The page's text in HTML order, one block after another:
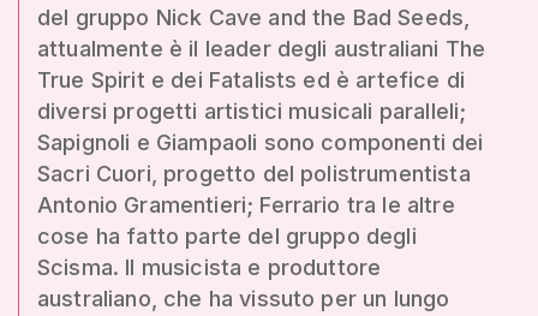
del gruppo Nick Cave and the Bad Seeds,
attualmente è il leader degli australiani The
True Spirit e dei Fatalists ed è artefice di
diversi progetti artistici musicali paralleli;
Sapignoli e Giampaoli sono componenti dei
Sacri Cuori, progetto del polistrumentista
Antonio Gramentieri; Ferrario tra le altre
cose ha fatto parte del gruppo degli
Scisma. Il musicista e produttore
australiano, che ha vissuto per un lungo